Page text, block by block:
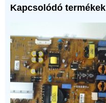
Kapcsolódó termékek